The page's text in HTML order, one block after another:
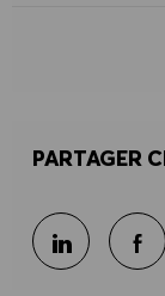
PARTAGER
Partager